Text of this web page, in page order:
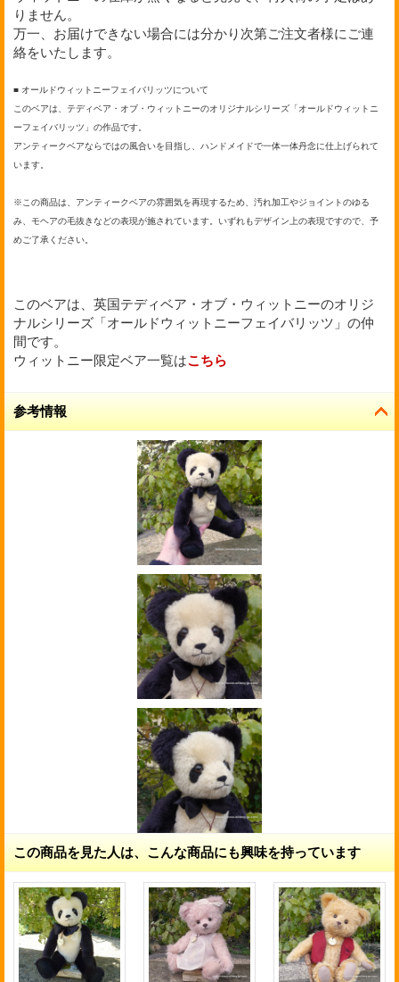
りません。
万一、お届けできない場合には分かり次第ご注文者様にご連
絡をいたします。
■ オールドウィットニーフェイバリッツについて
このベアは、テディベア・オブ・ウィットニーのオリジナルシリーズ「オールドウィットニ
ーフェイバリッツ」の作品です。
アンティークベアならではの風合いを目指し、ハンドメイドで一体一体丹念に仕上げられて
います。
※この商品は、アンティークベアの雰囲気を再現するため、汚れ加工やジョイントのゆる
み、モヘアの毛抜きなどの表現が施されています。いずれもデザイン上の表現ですので、予
めご了承ください。
このベアは、英国テディベア・オブ・ウィットニーのオリジ
ナルシリーズ「オールドウィットニーフェイバリッツ」の仲
間です。
ウィットニー限定ベア一覧はこちら
参考情報
この商品を見た人は、こんな商品にも興味を持っています